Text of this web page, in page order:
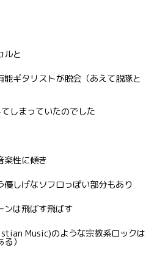
ルと
ギタリストが脱会（あえて脱隊と
しまっていたのでした
楽性に傾き
しげなソフロっぽい部分もあり
ンは飛ばす飛ばす
Music)のような宗教系ロックは
）